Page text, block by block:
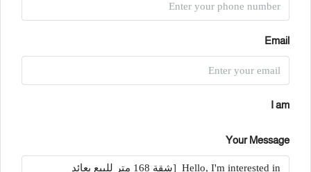
Email
I am
Your Message